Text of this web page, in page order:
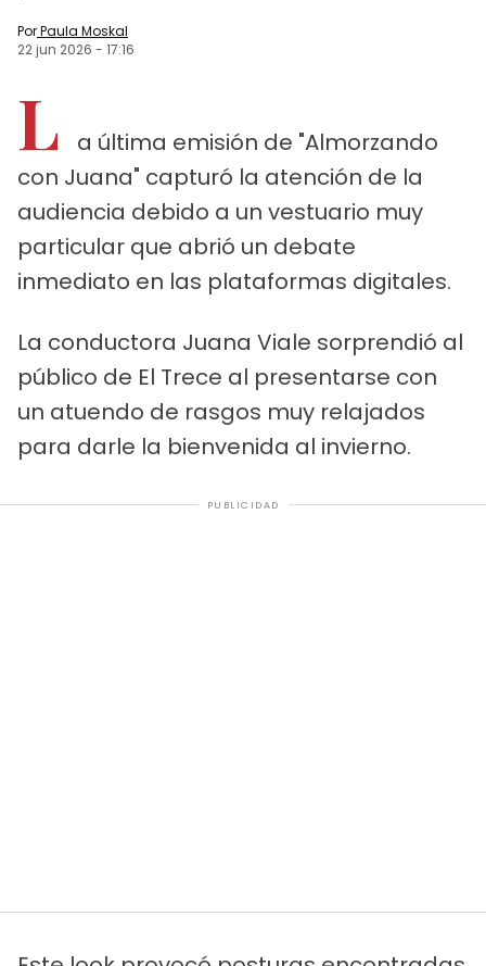
PorPaula Moskal
22 jun 2026 - 17:16
L
a última emisión de "Almorzando
con Juana" capturó la atención de la
audiencia debido a un vestuario muy
particular que abrió un debate
inmediato en las plataformas digitales.
La conductora Juana Viale sorprendió al
público de El Trece al presentarse con
un atuendo de rasgos muy relajados
para darle la bienvenida al invierno.
PUBLICIDAD